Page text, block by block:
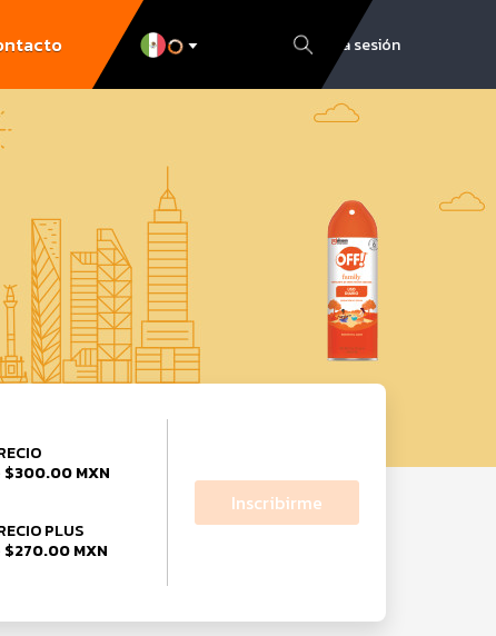
Inicia sesión
$300.00 MXN
PLUS
$270.00 MXN
Inscribirme